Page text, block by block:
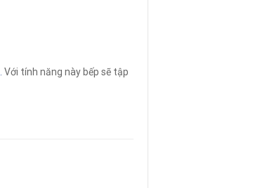
Với tính năng này bếp sẽ tập